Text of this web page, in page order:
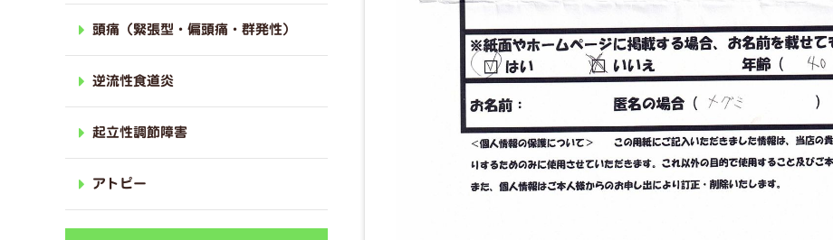
頭痛（緊張型・偏頭痛・群発性）
逆流性食道炎
起立性調節障害
アトピー